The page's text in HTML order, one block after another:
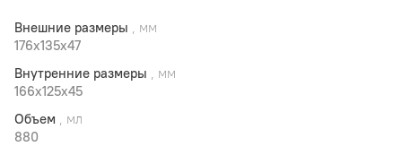
Внешние размеры , мм
176x135x47
Внутренние размеры , мм
166x125x45
Объем , мл
880